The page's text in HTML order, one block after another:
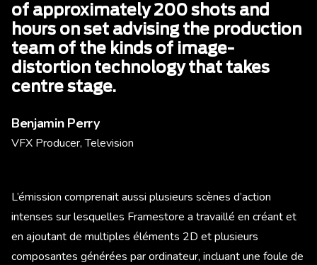
of approximately 200 shots and
hours on set advising the production
team of the kinds of image-
distortion technology that takes
centre stage.
Benjamin Perry
VFX Producer, Television
L’émission comprenait aussi plusieurs scènes d’action
intenses sur lesquelles Framestore a travaillé en créant et
en ajoutant de multiples éléments 2D et plusieurs
composantes générées par ordinateur, incluant une foule de